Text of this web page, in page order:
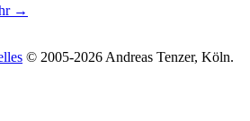
→
© 2005-2026 Andreas Tenzer, Köln.